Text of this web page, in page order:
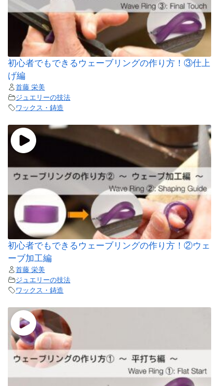
初心者でもできるウェーブリングの作り方！③仕上
げ編
首藤 栄美
ジュエリーの技法
ワックス・鋳造
初心者でもできるウェーブリングの作り方！②ウェ
ーブ加工編
首藤 栄美
ジュエリーの技法
ワックス・鋳造